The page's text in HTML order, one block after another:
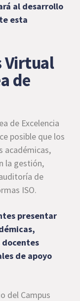
al desarrollo
esta
Virtual
de
de Excelencia
posible que los
académicas,
la gestión,
de
ISO.
presentar
de apoyo
del Campus